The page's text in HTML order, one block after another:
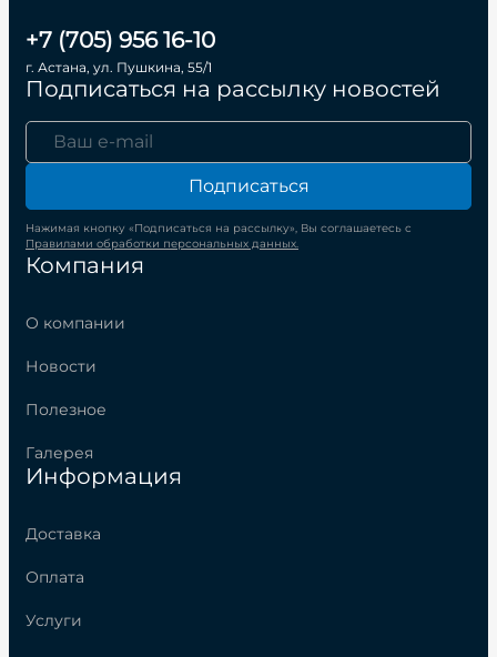
Компания
О компании
Новости
Полезное
Галерея
Информация
Доставка
Оплата
Услуги
+7 (705) 956 16-10
г. Астана, ул. Пушкина, 55/1
Подписаться на рассылку новостей
Подписаться
Нажимая кнопку «Подписаться на рассылку», Вы соглашаетесь с
Правилами обработки персональных данных.